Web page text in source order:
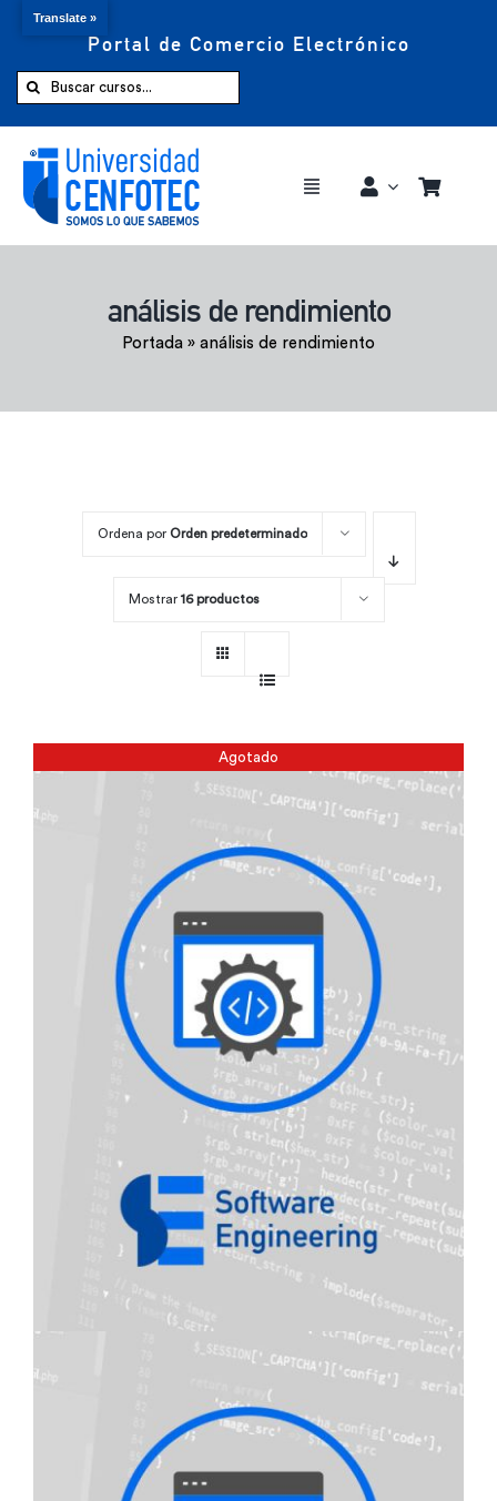
Portal de Comercio Electrónico
Buscar:
Toggle
Comprar ahora
análisis de rendimiento
Portada » análisis de rendimiento
Ordena por Orden predeterminado
Mostrar 16 productos
Agotado
Translate »